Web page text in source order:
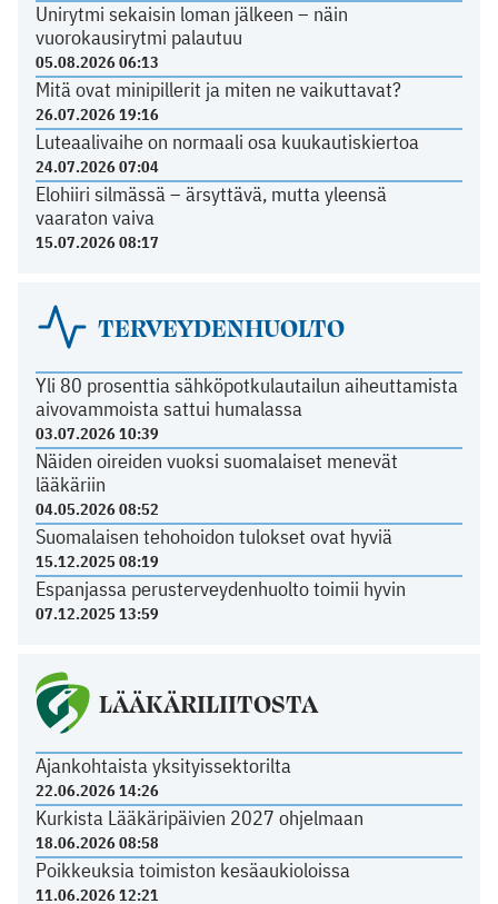
Unirytmi sekaisin loman jälkeen – näin
vuorokausirytmi palautuu
05.08.2026 06:13
Mitä ovat minipillerit ja miten ne vaikuttavat?
26.07.2026 19:16
Luteaalivaihe on normaali osa kuukautiskiertoa
24.07.2026 07:04
Elohiiri silmässä – ärsyttävä, mutta yleensä
vaaraton vaiva
15.07.2026 08:17
TERVEYDENHUOLTO
Yli 80 prosenttia sähköpotkulautailun aiheuttamista
aivovammoista sattui humalassa
03.07.2026 10:39
Näiden oireiden vuoksi suomalaiset menevät
lääkäriin
04.05.2026 08:52
Suomalaisen tehohoidon tulokset ovat hyviä
15.12.2025 08:19
Espanjassa perusterveydenhuolto toimii hyvin
07.12.2025 13:59
LÄÄKÄRILIITOSTA
Ajankohtaista yksityissektorilta
22.06.2026 14:26
Kurkista Lääkäripäivien 2027 ohjelmaan
18.06.2026 08:58
Poikkeuksia toimiston kesäaukioloissa
11.06.2026 12:21